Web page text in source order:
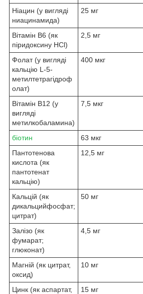
Ніацин (у вигляді
ниацинамида)
25 мг
Вітамін В6 (як
піридоксину HCl)
2,5 мг
Фолат (у вигляді
кальцію L-5-
метилтетрагідроф
олат)
400 мкг
Вітамін В12 (у
вигляді
метилкобаламина)
7,5 мкг
біотин 63 мкг
Пантотенова
кислота (як
пантотенат
кальцію)
12,5 мг
Кальцій (як
дикальцийфосфат;
цитрат)
50 мг
Залізо (як
фумарат;
глюконат)
4,5 мг
Магній (як цитрат,
оксид)
10 мг
Цинк (як аспартат,
15 мг